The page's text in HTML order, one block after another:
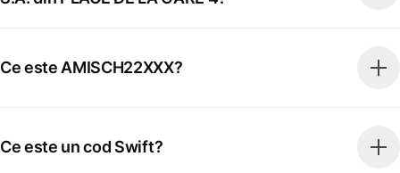
Ce este AMISCH22XXX?
Ce este un cod Swift?